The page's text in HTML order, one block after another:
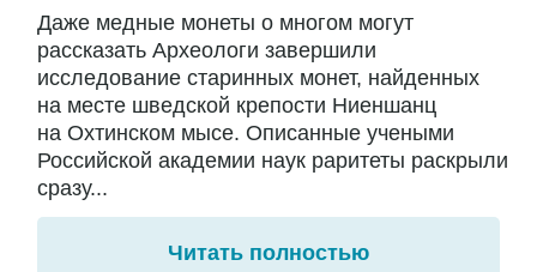
Даже медные монеты о многом могут
рассказать Археологи завершили
исследование старинных монет, найденных
на месте шведской крепости Ниеншанц
на Охтинском мысе. Описанные учеными
Российской академии наук раритеты раскрыли
сразу...
Читать полностью